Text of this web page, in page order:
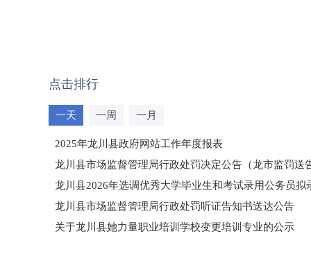
点击排行
一天 一周 一月
2025年龙川县政府网站工作年度报表
龙川县市场监督管理局行政处罚决定公告（龙市监罚送
龙川县2026年选调优秀大学毕业生和考试录用公务员拟
龙川县市场监督管理局行政处罚听证告知书送达公告
（龙市监罚送告〔2026〕71号）
关于龙川县她力量职业培训学校变更培训专业的公示